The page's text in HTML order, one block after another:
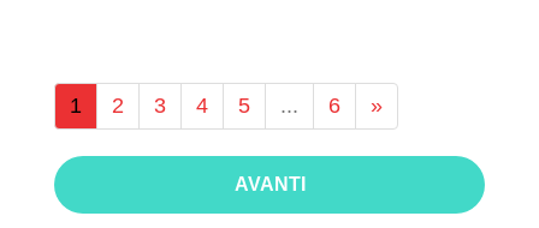
1 2 3 4 5 ... 6 »
AVANTI